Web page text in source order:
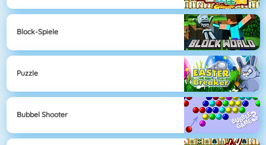
Block-Spiele
Puzzle
Bubbel Shooter